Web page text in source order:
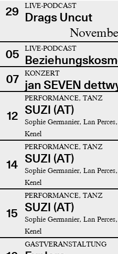
29
LIVE-PODCAST
Drags Uncut
05 LIVE-PODCAST
07
KONZERT
jan SEVEN
12
PERFORMANCE, TANZ
SUZI (AT)
Sophie Germanier, Lan
Kenel
14
PERFORMANCE, TANZ
SUZI (AT)
Sophie Germanier, Lan
Kenel
15
PERFORMANCE, TANZ
SUZI (AT)
Sophie Germanier, Lan
Kenel
GASTVERANSTALTUNG